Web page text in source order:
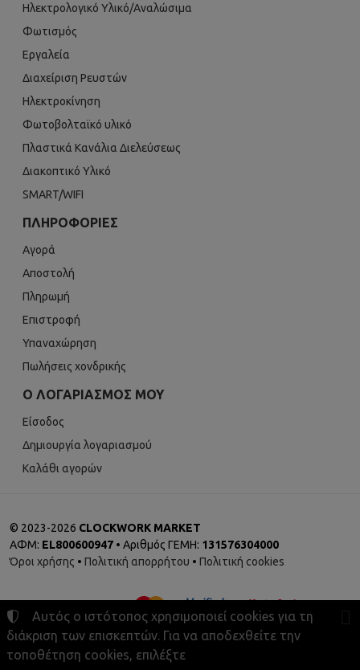
Ηλεκτρολογικό Υλικό/Αναλώσιμα
Φωτισμός
Εργαλεία
Διαχείριση Ρευστών
Ηλεκτροκίνηση
Φωτοβολταϊκό υλικό
Πλαστικά Κανάλια Διελεύσεως
Διακοπτικό Υλικό
SMART/WIFI
ΠΛΗΡΟΦΟΡΊΕΣ
Αγορά
Αποστολή
Πληρωμή
Επιστροφή
Υπαναχώρηση
Πωλήσεις χονδρικής
Ο ΛΟΓΑΡΙΑΣΜΌΣ ΜΟΥ
Είσοδος
Δημιουργία λογαριασμού
Καλάθι αγορών
© 2023-2026 CLOCKWORK MARKET
ΑΦΜ: EL800600947 • Αριθμός ΓΕΜΗ: 131576304000
Όροι χρήσης • Πολιτική απορρήτου • Πολιτική cookies
Αυτός ο ιστότοπος χρησιμοποιεί cookies για τη
διάκριση των επισκεπτών. Για να αποδεχθείτε την
τοποθέτηση cookies, επιλέξτε